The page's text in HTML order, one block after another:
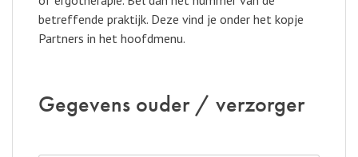
betreffende praktijk. Deze vind je onder het kopje
Partners in het hoofdmenu.
Gegevens ouder / verzorger